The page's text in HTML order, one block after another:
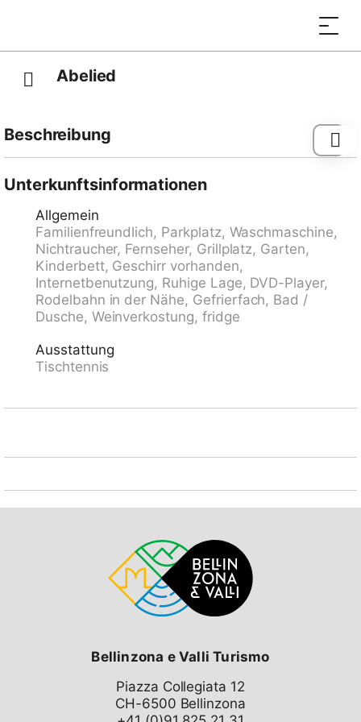
Abelied
Beschreibung
"Adelboden, Schreiner Bärtschi" 70 m, Bahnstation
24.7 km.
Unterkunftsinformationen
Allgemein
Familienfreundlich, Parkplatz, Waschmaschine,
Nichtraucher, Fernseher, Grillplatz, Garten,
Kinderbett, Geschirr vorhanden,
Internetbenutzung, Ruhige Lage, DVD-Player,
Rodelbahn in der Nähe, Gefrierfach, Bad /
Dusche, Weinverkostung, fridge
Ausstattung
Tischtennis
Bellinzona e Valli Turismo
Piazza Collegiata 12
CH-6500 Bellinzona